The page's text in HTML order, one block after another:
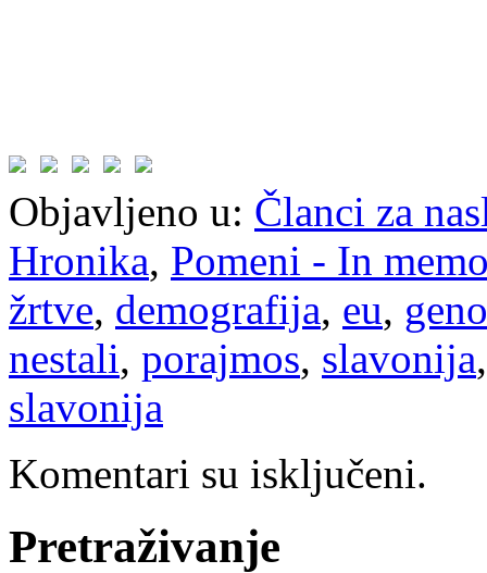
Objavljeno u: Članci za
Hronika, Pomeni - In
žrtve, demografija, eu,
nestali, porajmos, slavonija
slavonija
Komentari su isključeni.
Pretraživanje